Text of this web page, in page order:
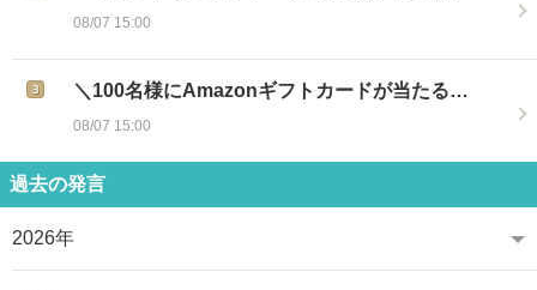
08/07 15:00
＼100名様にAmazonギフトカードが当たる…
08/07 15:00
過去の発言
2026年